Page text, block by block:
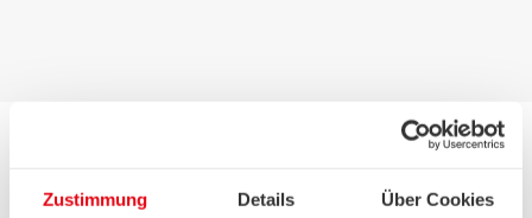
Zustimmung Details Über Cookies